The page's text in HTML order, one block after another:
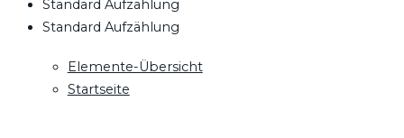
Standard Aufzählung
Standard Aufzählung
Elemente-Übersicht
Startseite